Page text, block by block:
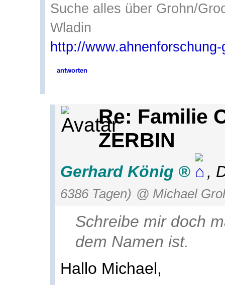
Suche alles über Grohn/
Wladin
http://
antworten
Re: Familie
ZERBIN
Gerhard König ,
6386 Tagen) @ Michael
Schreibe mir doch
dem Namen ist.
Hallo Michael,